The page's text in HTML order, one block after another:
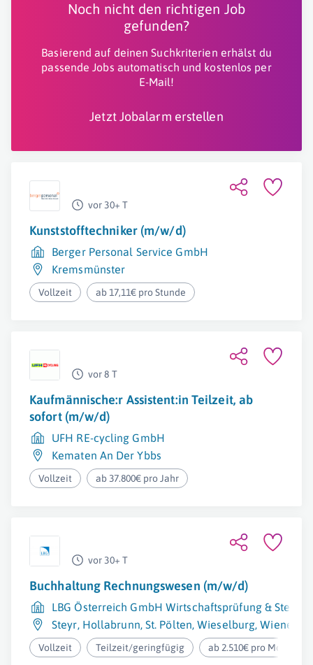
Noch nicht den richtigen Job
gefunden?
Basierend auf deinen Suchkriterien erhälst du
passende Jobs automatisch und kostenlos per
E-Mail!
Jetzt Jobalarm erstellen
vor 30+ T
Kunststofftechniker (m/w/d)
Berger Personal Service GmbH
Kremsmünster
Vollzeit ab 17,11€ pro Stunde
vor 8 T
Kaufmännische:r Assistent:in Teilzeit, ab
sofort (m/w/d)
UFH RE-cycling GmbH
Kematen An Der Ybbs
Vollzeit ab 37.800€ pro Jahr
vor 30+ T
Buchhaltung Rechnungswesen (m/w/d)
LBG Österreich GmbH Wirtschaftsprüfung &
Steyr, Hollabrunn, St. Pölten,Wieselburg,Wiener
Vollzeit Teilzeit/geringfügig ab 2.510€ pro Monat